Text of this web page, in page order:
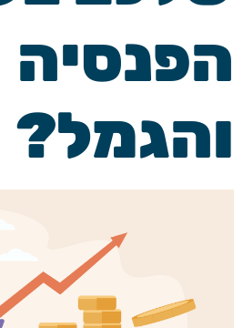
הפנסיה
והגמל?